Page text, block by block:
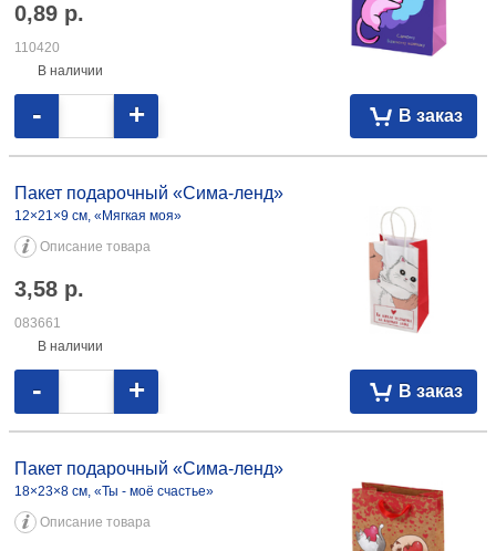
0,89 р.
110420
В наличии
В заказ
- +
Пакет подарочный «Сима-ленд»
12×21×9 см, «Мягкая моя»
Описание товара
3,58 р.
083661
В наличии
В заказ
- +
Пакет подарочный «Сима-ленд»
18×23×8 см, «Ты - моё счастье»
Описание товара